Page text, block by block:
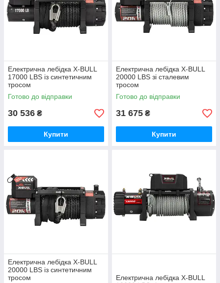
Електрична лебідка X-BULL
17000 LBS із синтетичним
тросом
Готово до відправки
30 536 ₴
Купити
Електрична лебідка X-BULL
20000 LBS зі сталевим
тросом
Готово до відправки
31 675 ₴
Купити
Електрична лебідка X-BULL
20000 LBS із синтетичним
тросом
Електрична лебідка X-BULL